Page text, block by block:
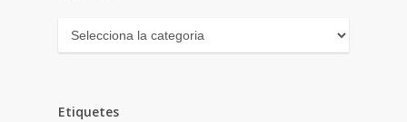
Categories
Etiquetes